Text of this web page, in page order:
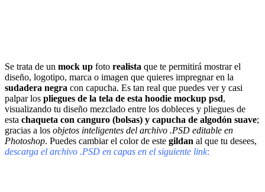
Se trata de un mock up foto realista que te permitirá mostrar el
diseño, logotipo, marca o imagen que quieres impregnar en la
sudadera negra con capucha. Es tan real que puedes ver y casi
palpar los pliegues de la tela de esta hoodie mockup psd,
visualizando tu diseño mezclado entre los dobleces y pliegues de
esta chaqueta con canguro (bolsas) y capucha de algodón suave;
gracias a los objetos inteligentes del archivo .PSD editable en
Photoshop. Puedes cambiar el color de este gildan al que tu desees,
descarga el archivo .PSD en capas en el siguiente link: